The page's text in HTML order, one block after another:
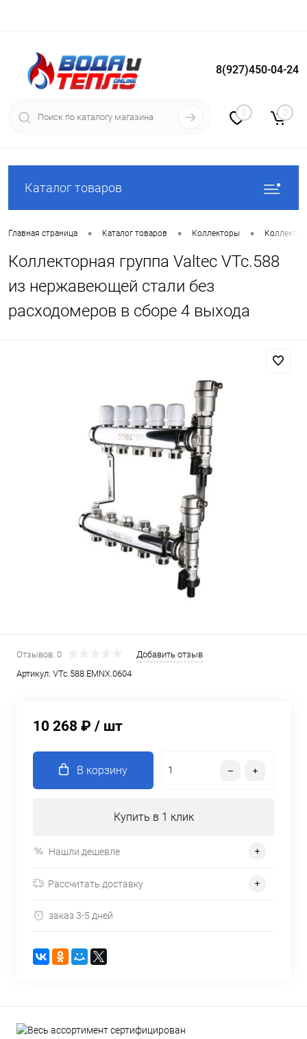
Вход Регистрация
8(927)450-04-24
0 0
Каталог товаров
Главная страница • Каталог товаров • Коллекторы •
Коллекторная группа Valtec VTc.588
из нержавеющей стали без
расходомеров в сборе 4 выхода
Отзывов: 0
Добавить отзыв
Артикул: VTc.588.EMNX.0604
10 268 ₽ / шт
В корзину
Купить в 1 клик
Нашли дешевле
Рассчитать доставку
заказ 3-5 дней